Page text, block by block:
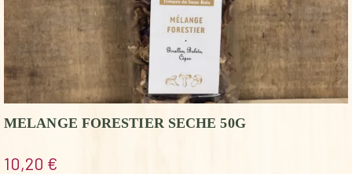
MELANGE FORESTIER SECHE 50G
10,20 €